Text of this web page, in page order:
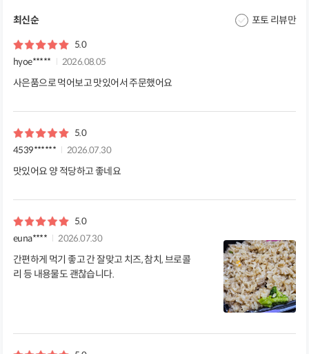
최신순 포토 리뷰만
5.0
hyoe*****
2026.08.05
사은품으로 먹어보고 맛있어서 주문했어요
5.0
4539******
2026.07.30
맛있어요 양 적당하고 좋네요
5.0
euna****
2026.07.30
간편하게 먹기 좋고 간 잘맞고 치즈, 참치, 브로콜
리 등 내용물도 괜찮습니다.